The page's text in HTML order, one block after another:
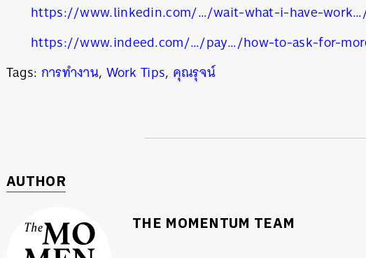
https://www.linkedin.com/…/wait-what-i-have-
https://www.indeed.com/…/pay…/how-to-ask-for-
Tags: การทำงาน, Work Tips, คุณรุจน์
AUTHOR
THE MOMENTUM TEAM